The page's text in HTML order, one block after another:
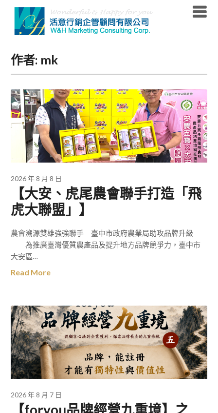
content
作者: mk
2026 年 8 月 8 日
【大安、虎尾農會聯手打造「飛
虎大聯盟」】
農會溯源雙雄強強聯手 臺中市政府農業局助攻品牌升級
為推廣臺灣優質農產品及提升地方品牌競爭力，臺中市
大安區…
Read More
2026 年 8 月 7 日
【foryou品牌經營九重境】之